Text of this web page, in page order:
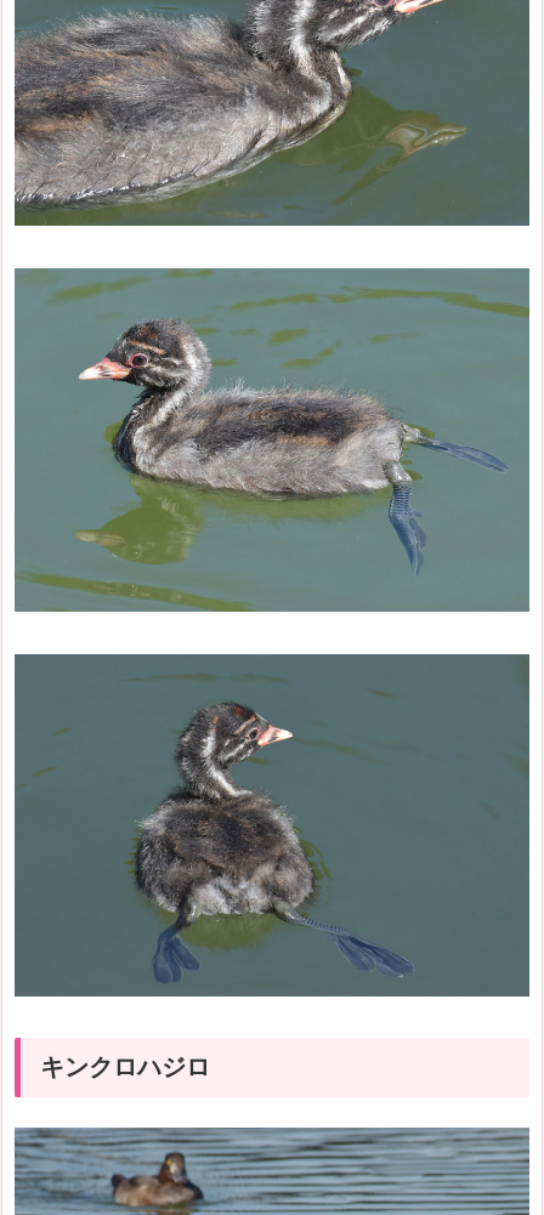
キンクロハジロ